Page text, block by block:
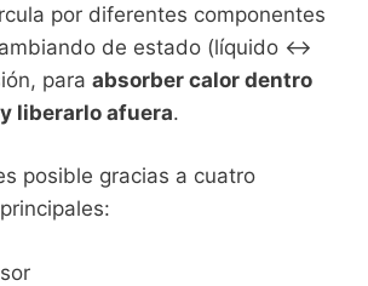
por diferentes componentes
de estado (líquido ↔
para absorber calor dentro
liberarlo afuera.
posible gracias a cuatro